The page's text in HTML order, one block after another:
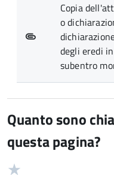
Copia
o
degli eredi
subentro
Quanto sono
questa pagina?
Valutazione